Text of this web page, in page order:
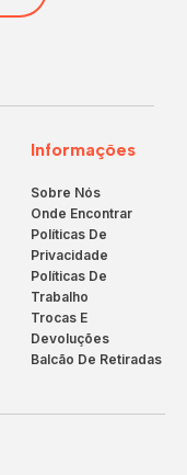
Informações
Sobre Nós
Onde Encontrar
Políticas De
Privacidade
Políticas De
Trabalho
Trocas E
Devoluções
Balcão De Retiradas